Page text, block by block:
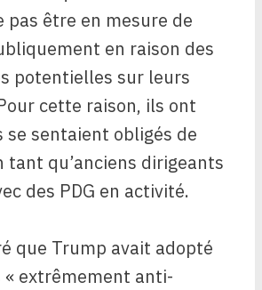
pas être en mesure de
en raison des
potentielles sur leurs
cette raison, ils ont
se sentaient obligés de
tant qu’anciens dirigeants
des PDG en activité.
que Trump avait adopté
« extrêmement anti-